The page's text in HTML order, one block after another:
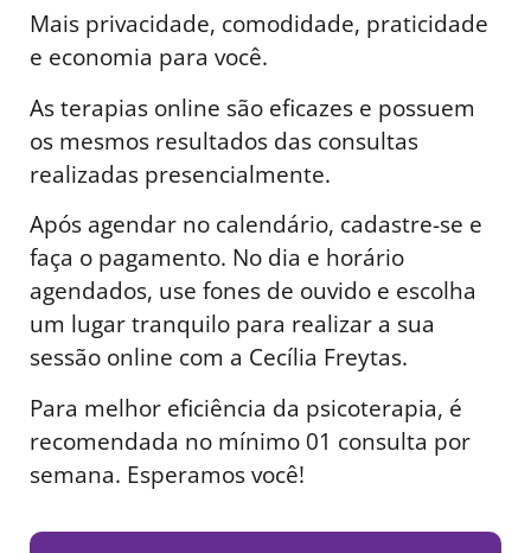
Mais privacidade, comodidade, praticidade
e economia para você.
As terapias online são eficazes e possuem
os mesmos resultados das consultas
realizadas presencialmente.
Após agendar no calendário, cadastre-se e
faça o pagamento. No dia e horário
agendados, use fones de ouvido e escolha
um lugar tranquilo para realizar a sua
sessão online com a Cecília Freytas.
Para melhor eficiência da psicoterapia, é
recomendada no mínimo 01 consulta por
semana. Esperamos você!